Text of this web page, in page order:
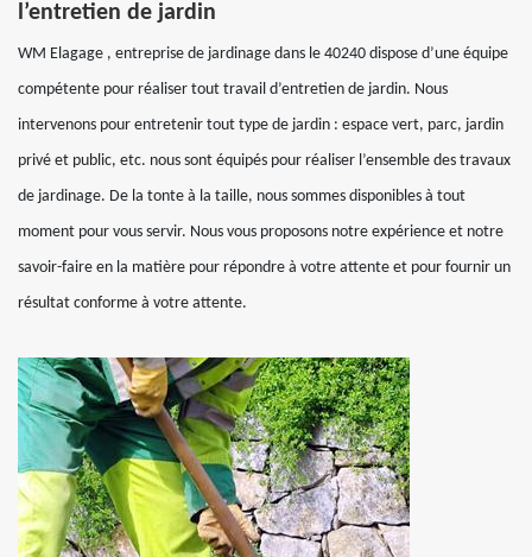
l’entretien de jardin
WM Elagage , entreprise de jardinage dans le 40240 dispose d’une équipe
compétente pour réaliser tout travail d’entretien de jardin. Nous
intervenons pour entretenir tout type de jardin : espace vert, parc, jardin
privé et public, etc. nous sont équipés pour réaliser l’ensemble des travaux
de jardinage. De la tonte à la taille, nous sommes disponibles à tout
moment pour vous servir. Nous vous proposons notre expérience et notre
savoir-faire en la matière pour répondre à votre attente et pour fournir un
résultat conforme à votre attente.